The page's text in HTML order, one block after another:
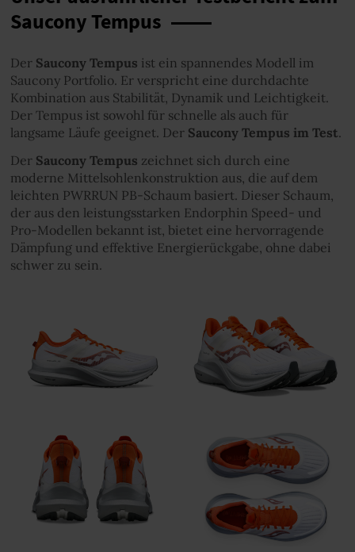
Saucony Tempus
Der Saucony Tempus ist ein spannendes Modell im
Saucony Portfolio. Er verspricht eine durchdachte
Kombination aus Stabilität, Dynamik und Leichtigkeit.
Der Tempus ist sowohl für schnelle als auch für
langsame Läufe geeignet. Der Saucony Tempus im Test.
Der Saucony Tempus zeichnet sich durch eine
moderne Mittelsohlenkonstruktion aus, die auf dem
leichten PWRRUN PB-Schaum basiert. Dieser Schaum,
der aus den leistungsstarken Endorphin Speed- und
Pro-Modellen bekannt ist, bietet eine hervorragende
Dämpfung und effektive Energierückgabe, ohne dabei
schwer zu sein.